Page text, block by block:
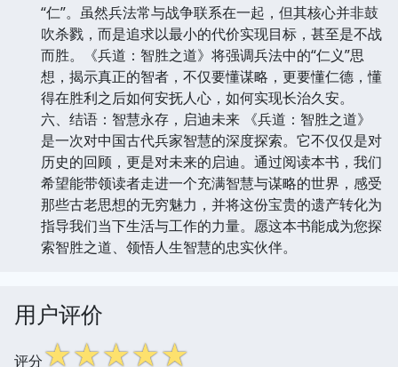
“仁”。虽然兵法常与战争联系在一起，但其核心并非鼓
吹杀戮，而是追求以最小的代价实现目标，甚至是不战
而胜。《兵道：智胜之道》将强调兵法中的“仁义”思
想，揭示真正的智者，不仅要懂谋略，更要懂仁德，懂
得在胜利之后如何安抚人心，如何实现长治久安。
六、结语：智慧永存，启迪未来 《兵道：智胜之道》
是一次对中国古代兵家智慧的深度探索。它不仅仅是对
历史的回顾，更是对未来的启迪。通过阅读本书，我们
希望能带领读者走进一个充满智慧与谋略的世界，感受
那些古老思想的无穷魅力，并将这份宝贵的遗产转化为
指导我们当下生活与工作的力量。愿这本书能成为您探
索智胜之道、领悟人生智慧的忠实伙伴。
用户评价
评分☆☆☆☆☆